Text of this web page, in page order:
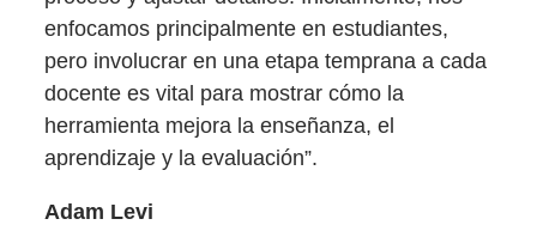
enfocamos principalmente en estudiantes,
pero involucrar en una etapa temprana a cada
docente es vital para mostrar cómo la
herramienta mejora la enseñanza, el
aprendizaje y la evaluación”.
Adam Levi